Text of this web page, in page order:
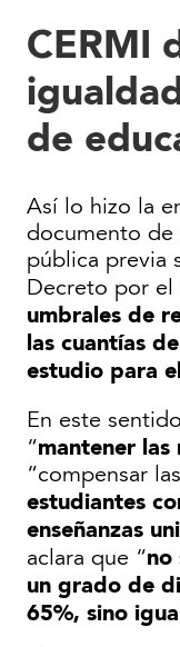
CERMI
de
Así lo hizo la
documento de
pública previa
Decreto por el
umbrales de
las cuantías
estudio para
En este
“mantener las
“compensar
estudiantes
enseñanzas
aclara que “no
un grado de
65%, sino